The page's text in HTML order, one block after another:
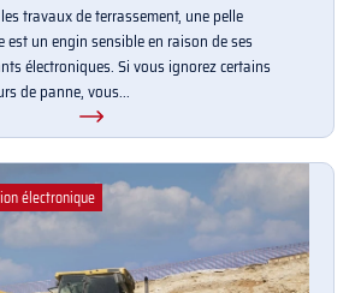
travaux de terrassement, une pelle
est un engin sensible en raison de ses
électroniques. Si vous ignorez certains
de panne, vous...
électronique